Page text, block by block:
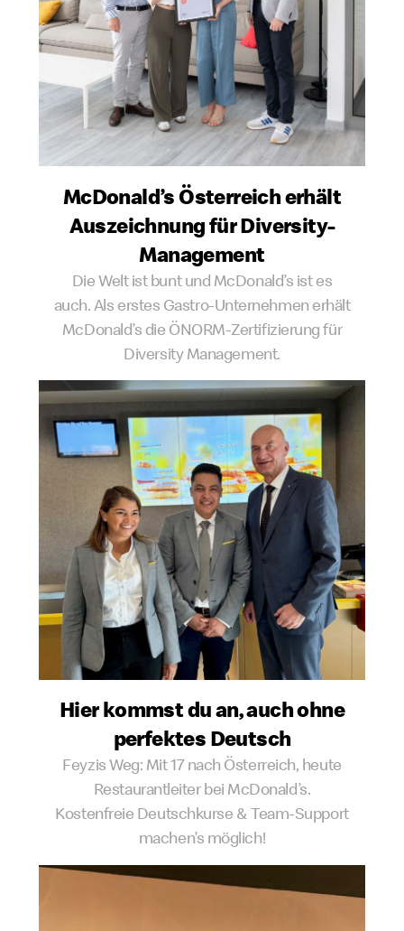
McDonald’s Österreich erhält
Auszeichnung für Diversity-
Management
Die Welt ist bunt und McDonald’s ist es
auch. Als erstes Gastro-Unternehmen erhält
McDonald’s die ÖNORM-Zertifizierung für
Diversity Management.
Hier kommst du an, auch ohne
perfektes Deutsch
Feyzis Weg: Mit 17 nach Österreich, heute
Restaurantleiter bei McDonald’s.
Kostenfreie Deutschkurse & Team-Support
machen’s möglich!